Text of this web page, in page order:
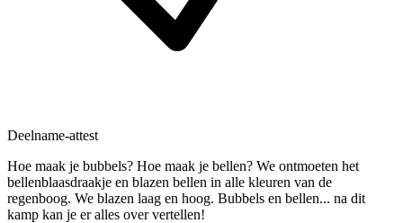
Deelname-attest
Hoe maak je bubbels? Hoe maak je bellen? We ontmoeten het
bellenblaasdraakje en blazen bellen in alle kleuren van de
regenboog. We blazen laag en hoog. Bubbels en bellen... na dit
kamp kan je er alles over vertellen!